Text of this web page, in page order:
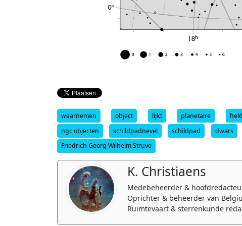
waarnemen object lijkt planetaire
ngc objecten
schildpadnevel schildpad dwars
Friedrich Georg Wilhelm Struve
K. Christiaens
Medebeheerder &
Oprichter & beheerder van
Ruimtevaart & sterrenkunde